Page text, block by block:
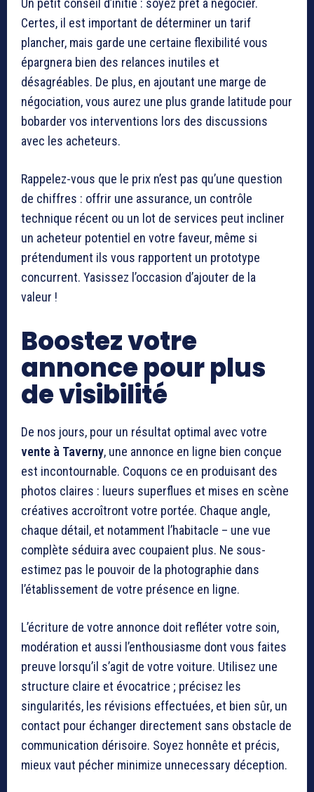
Un petit conseil d’initié : soyez prêt à négocier.
Certes, il est important de déterminer un tarif
plancher, mais garde une certaine flexibilité vous
épargnera bien des relances inutiles et
désagréables. De plus, en ajoutant une marge de
négociation, vous aurez une plus grande latitude pour
bobarder vos interventions lors des discussions
avec les acheteurs.
Rappelez-vous que le prix n’est pas qu’une question
de chiffres : offrir une assurance, un contrôle
technique récent ou un lot de services peut incliner
un acheteur potentiel en votre faveur, même si
prétendument ils vous rapportent un prototype
concurrent. Yasissez l’occasion d’ajouter de la
valeur !
Boostez votre
annonce pour plus
de visibilité
De nos jours, pour un résultat optimal avec votre
vente à Taverny, une annonce en ligne bien conçue
est incontournable. Coquons ce en produisant des
photos claires : lueurs superflues et mises en scène
créatives accroîtront votre portée. Chaque angle,
chaque détail, et notamment l’habitacle – une vue
complète séduira avec coupaient plus. Ne sous-
estimez pas le pouvoir de la photographie dans
l’établissement de votre présence en ligne.
L’écriture de votre annonce doit refléter votre soin,
modération et aussi l’enthousiasme dont vous faites
preuve lorsqu’il s’agit de votre voiture. Utilisez une
structure claire et évocatrice ; précisez les
singularités, les révisions effectuées, et bien sûr, un
contact pour échanger directement sans obstacle de
communication dérisoire. Soyez honnête et précis,
mieux vaut pécher minimize unnecessary déception.